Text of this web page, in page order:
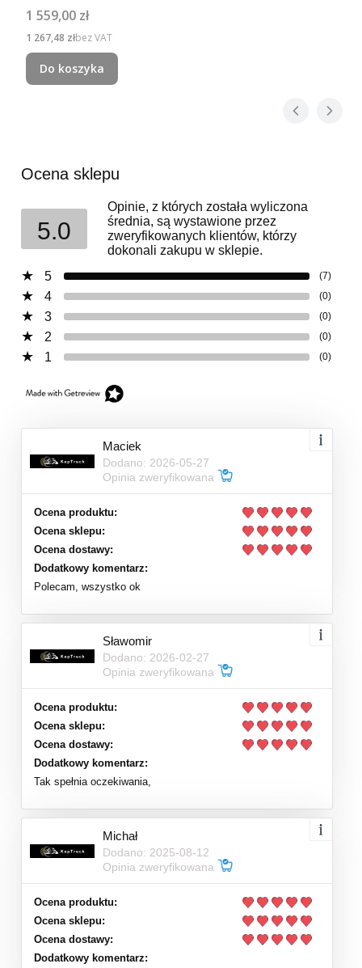
Cena
1 559,00 zł
Cena
1 267,48 złbez VAT
Do koszyka
Ocena sklepu
5.0
Opinie, z których została wyliczona
średnia, są wystawione przez
zweryfikowanych klientów, którzy
dokonali zakupu w sklepie.
5
(7)
4 (0)
3 (0)
2 (0)
1 (0)
Maciek
Dodano: 2026-05-27
Opinia zweryfikowana
Ocena produktu:
Ocena sklepu:
Ocena dostawy:
Dodatkowy komentarz:
Polecam, wszystko ok
Sławomir
Dodano: 2026-02-27
Opinia zweryfikowana
Ocena produktu:
Ocena sklepu:
Ocena dostawy:
Dodatkowy komentarz:
Tak spełnia oczekiwania,
Michał
Dodano: 2025-08-12
Opinia zweryfikowana
Ocena produktu:
Ocena sklepu:
Ocena dostawy:
Dodatkowy komentarz: